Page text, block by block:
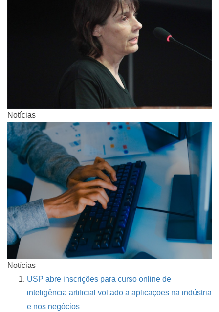
Notícias
Notícias
USP abre inscrições para curso online de
inteligência artificial voltado a aplicações na indústria
e nos negócios